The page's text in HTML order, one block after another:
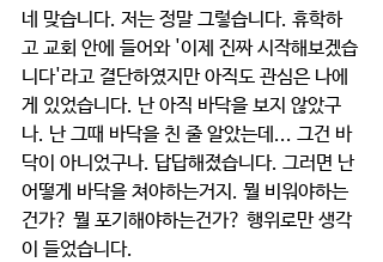
네 맞습니다. 저는 정말 그렇습니다. 휴학하
고 교회 안에 들어와 '이제 진짜 시작해보겠습
니다'라고 결단하였지만 아직도 관심은 나에
게 있었습니다. 난 아직 바닥을 보지 않았구
나. 난 그때 바닥을 친 줄 알았는데... 그건 바
닥이 아니었구나. 답답해졌습니다. 그러면 난
어떻게 바닥을 쳐야하는거지. 뭘 비워야하는
건가? 뭘 포기해야하는건가? 행위로만 생각
이 들었습니다.